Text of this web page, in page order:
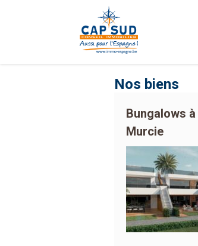
Nos biens
Bungalows
Murcie